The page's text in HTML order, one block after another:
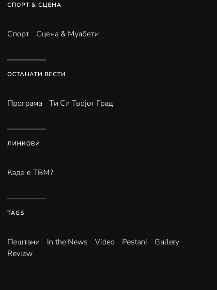
СПОРТ & СЦЕНА
Спорт Сцена & Муабети
ОСТАНАТИ ВЕСТИ
Програма Ти Си Твојот Град
ЛИНКОВИ
Каде е ТВМ?
TAGS
Пештани In the News Video Pestani
Gallery
Review